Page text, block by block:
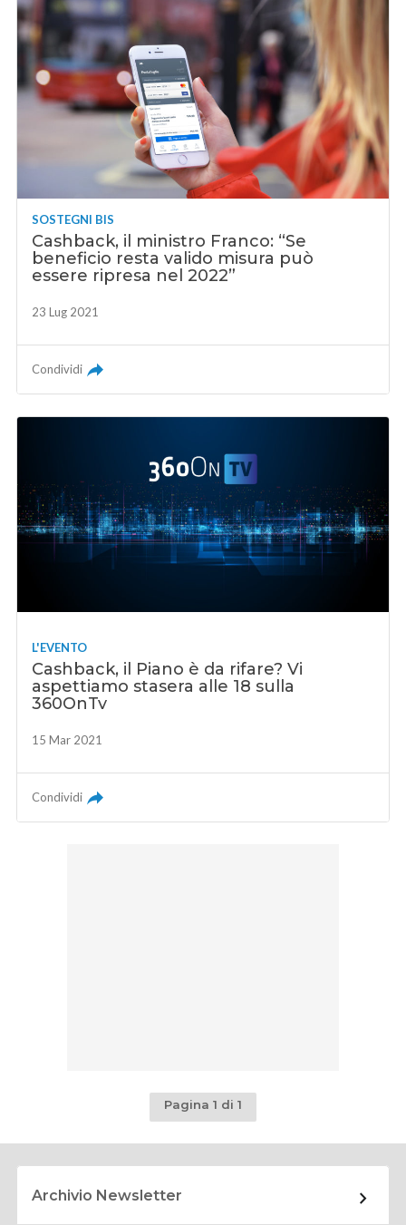
SOSTEGNI BIS
Cashback, il ministro Franco: “Se
beneficio resta valido misura può
essere ripresa nel 2022”
23 Lug 2021
Condividi
L'EVENTO
Cashback, il Piano è da rifare? Vi
aspettiamo stasera alle 18 sulla
360OnTv
15 Mar 2021
Condividi
Pagina 1 di 1
Archivio Newsletter